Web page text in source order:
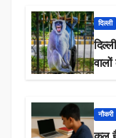
दिल्ली
नौकरी